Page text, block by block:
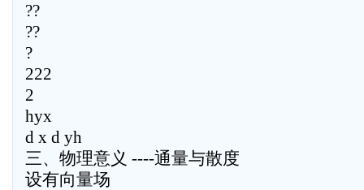
??
??
?
222
2
hyx
d x d yh
三、物理意义 ----通量与散度
设有向量场